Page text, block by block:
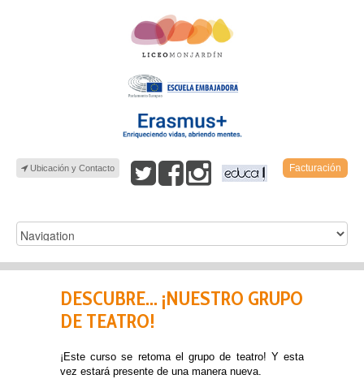
Ubicación y Contacto Facturación
DESCUBRE... ¡NUESTRO GRUPO
DE TEATRO!
¡Este curso se retoma el grupo de teatro! Y esta
vez estará presente de una manera nueva.